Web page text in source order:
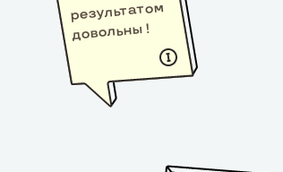
результатом
довольны !